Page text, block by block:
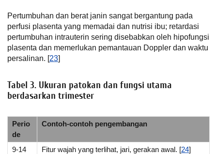
Pertumbuhan dan berat janin sangat bergantung pada
perfusi plasenta yang memadai dan nutrisi ibu; retardasi
pertumbuhan intrauterin sering disebabkan oleh hipofungsi
plasenta dan memerlukan pemantauan Doppler dan waktu
persalinan. [23]
Tabel 3. Ukuran patokan dan fungsi utama
berdasarkan trimester
Perio
de
Contoh-contoh pengembangan
9-14
Fitur wajah yang terlihat, jari, gerakan awal. [24]